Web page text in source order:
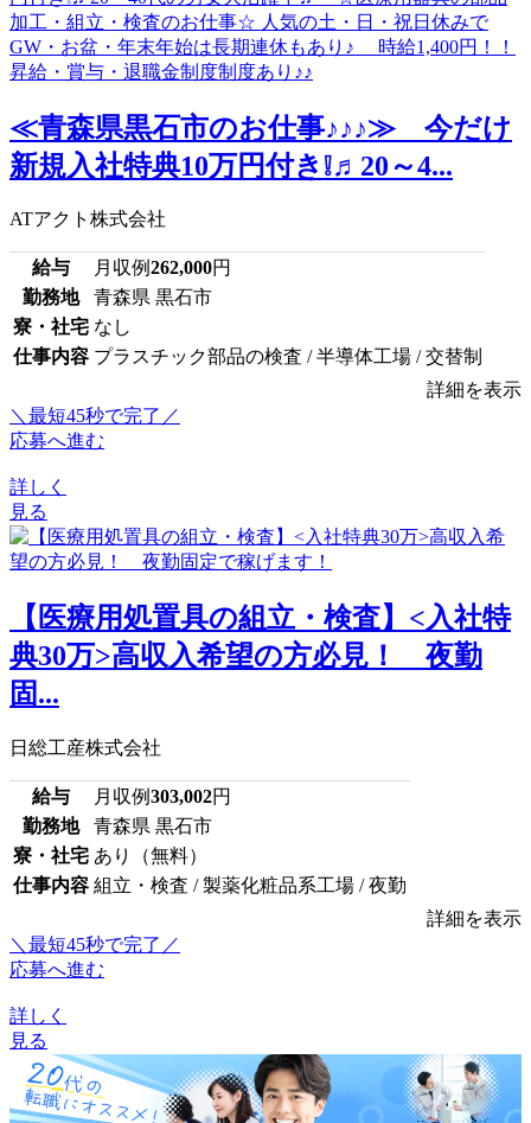
≪青森県黒石市のお仕事♪♪♪≫ 今だけ
新規入社特典10万円付き❕♬20～4...
ATアクト株式会社
給与 月収例262,000円
勤務地
青森県 黒石市
寮・社宅 なし
仕事内容 プラスチック部品の検査 / 半導体工場 / 交替制
詳細を表示
＼最短45秒で完了／
応募へ進む
詳しく
見る
【医療用処置具の組立・検査】<入社特
典30万>高収入希望の方必見！ 夜勤
固...
日総工産株式会社
給与 月収例303,002円
勤務地
青森県 黒石市
寮・社宅 あり（無料）
仕事内容 組立・検査 / 製薬化粧品系工場 / 夜勤
詳細を表示
＼最短45秒で完了／
応募へ進む
詳しく
見る